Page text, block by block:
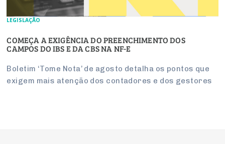
LEGISLAÇÃO
COMEÇA A EXIGÊNCIA DO PREENCHIMENTO DOS
CAMPOS DO IBS E DA CBS NA NF-E
Boletim ‘Tome Nota’ de agosto detalha os pontos que
exigem mais atenção dos contadores e dos gestores